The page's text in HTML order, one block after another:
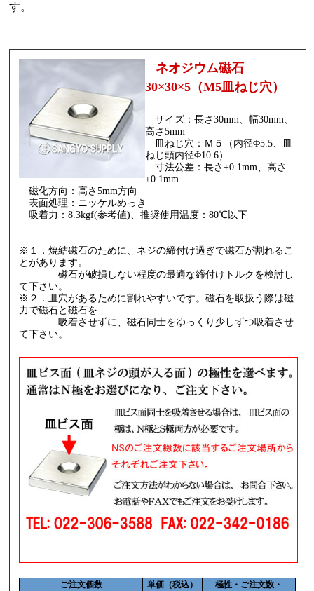
す。
ネオジウム磁石
30×30×5（M5皿ねじ穴）
サイズ：長さ30mm、幅30mm、
高さ5mm
皿ねじ穴：Ｍ５（内径Φ5.5、皿
ねじ頭内径Φ10.6）
寸法公差：長さ±0.1mm、高さ
±0.1mm
磁化方向：高さ5mm方向
表面処理：ニッケルめっき
吸着力：8.3kgf(参考値)、推奨使用温度：80℃以下
※１．焼結磁石のために、ネジの締付け過ぎで磁石が割れるこ
とがあります。
磁石が破損しない程度の最適な締付けトルクを検討し
て下さい。
※２．皿穴があるために割れやすいです。磁石を取扱う際は磁
力で磁石と磁石を
吸着させずに、磁石同士をゆっくり少しずつ吸着させ
て下さい。
ご注文個数 単価（税込）
極性・ご注文数・